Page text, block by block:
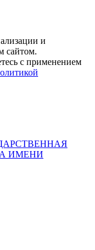
и
сайтом.
с применением
ИМЕНИ